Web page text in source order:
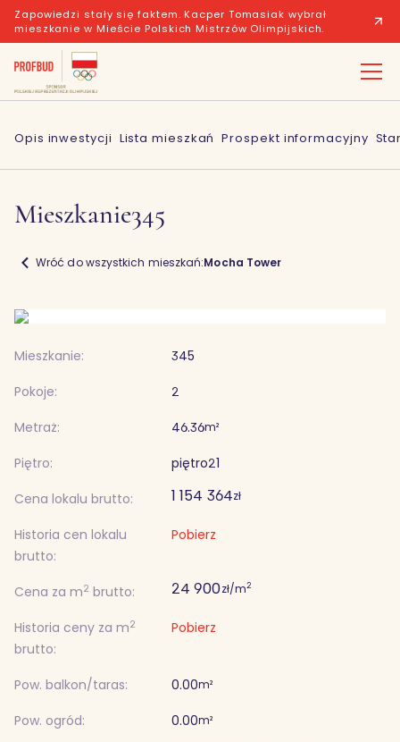
Zapowiedzi stały się faktem. Kacper Tomasiak wybrał
mieszkanie w Mieście Polskich Mistrzów Olimpijskich.
Opis inwestycji Lista mieszkań Prospekt informacyjny
Mieszkanie345
Wróć do wszystkich mieszkań:Mocha Tower
Mieszkanie:
345
Pokoje:
2
Metraż:
46.36m²
Piętro: piętro21
Cena lokalu brutto:
1 154 364zł
Historia cen lokalu
brutto:
Pobierz
Cena za m2 brutto: 24 900zł/m2
Historia ceny za m2
brutto:
Pobierz
Pow. balkon/taras: 0.00m²
Pow. ogród: 0.00m²